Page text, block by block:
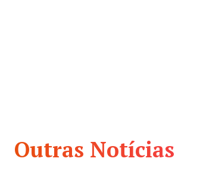
Outras Notícias